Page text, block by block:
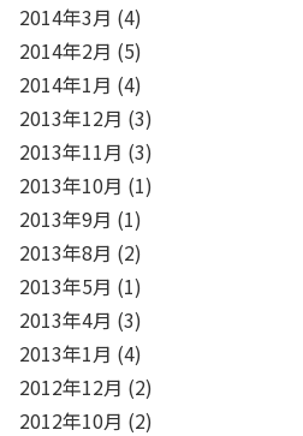
2014年3月 (4)
2014年2月 (5)
2014年1月 (4)
2013年12月 (3)
2013年11月 (3)
2013年10月 (1)
2013年9月 (1)
2013年8月 (2)
2013年5月 (1)
2013年4月 (3)
2013年1月 (4)
2012年12月 (2)
2012年10月 (2)